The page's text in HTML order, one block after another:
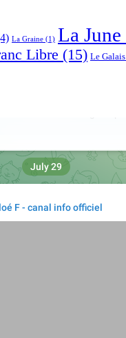
La Graine (1) La June
Libre (15) Le Galais